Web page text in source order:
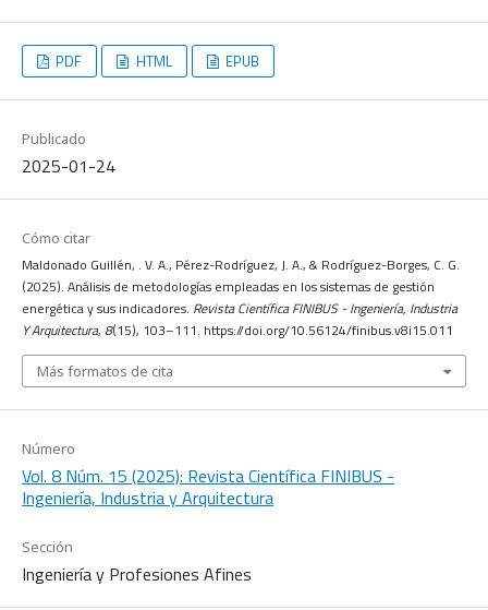
PDF HTML EPUB
Publicado
2025-01-24
Cómo citar
Maldonado Guillén, . V. A., Pérez-Rodríguez, J. A., & Rodríguez-Borges, C. G.
(2025). Análisis de metodologías empleadas en los sistemas de gestión
energética y sus indicadores. Revista Científica FINIBUS - Ingeniería, Industria
Y Arquitectura, 8(15), 103–111. https://doi.org/10.56124/finibus.v8i15.011
Más formatos de cita
Número
Vol. 8 Núm. 15 (2025): Revista Científica FINIBUS -
Ingeniería, Industria y Arquitectura
Sección
Ingeniería y Profesiones Afines